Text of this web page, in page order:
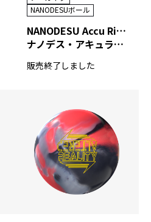
NANODESUボール
NANODESU Accu Rise IX
ナノデス・アキュライズ ナイン
販売終了しました